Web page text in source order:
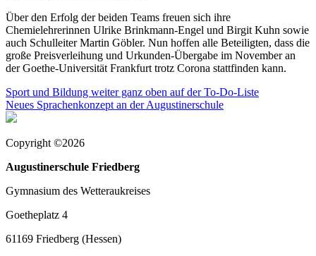
Über den Erfolg der beiden Teams freuen sich ihre
Chemielehrerinnen Ulrike Brinkmann-Engel und Birgit Kuhn sowie
auch Schulleiter Martin Göbler. Nun hoffen alle Beteiligten, dass die
große Preisverleihung und Urkunden-Übergabe im November an
der Goethe-Universität Frankfurt trotz Corona stattfinden kann.
Beitragsnavigation
Sport und Bildung weiter ganz oben auf der To-Do-Liste
Neues Sprachenkonzept an der Augustinerschule
Copyright ©2026
Augustinerschule Friedberg
Gymnasium des Wetteraukreises
Goetheplatz 4
61169 Friedberg (Hessen)